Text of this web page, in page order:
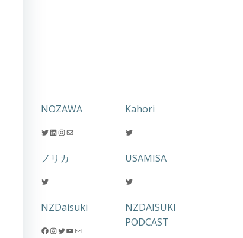
NOZAWA
Twitter LinkedIn Instagramメール
Kahori
Twitter
ノリカ
Twitter
USAMISA
Twitter
NZDaisuki
Facebook InstagramTwitter YouTube メール
NZDAISUKI
PODCAST